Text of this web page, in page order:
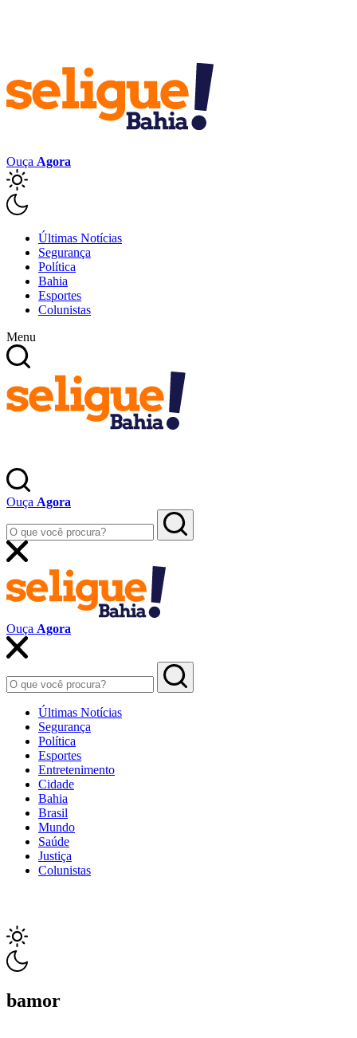
Ouça Agora
Últimas Notícias
Segurança
Política
Bahia
Esportes
Colunistas
Menu
Ouça Agora
Ouça Agora
Últimas Notícias
Segurança
Política
Esportes
Entretenimento
Cidade
Bahia
Brasil
Mundo
Saúde
Justiça
Colunistas
bamor